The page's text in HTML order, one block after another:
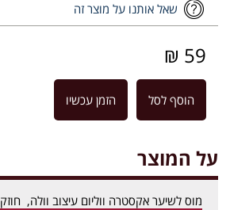
שאל אותנו על מוצר זה
59 ₪
הוסף לסל הזמן עכשיו
על המוצר
מוס לשיער אקסטרה ווליום עיצוב וולה, חוזק 3 לנפח הנראה לעין.